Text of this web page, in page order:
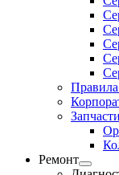
Правила
Запчасти
Ремонт